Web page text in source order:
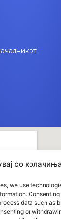
со колачиња
we use
Consenting
data such as
or